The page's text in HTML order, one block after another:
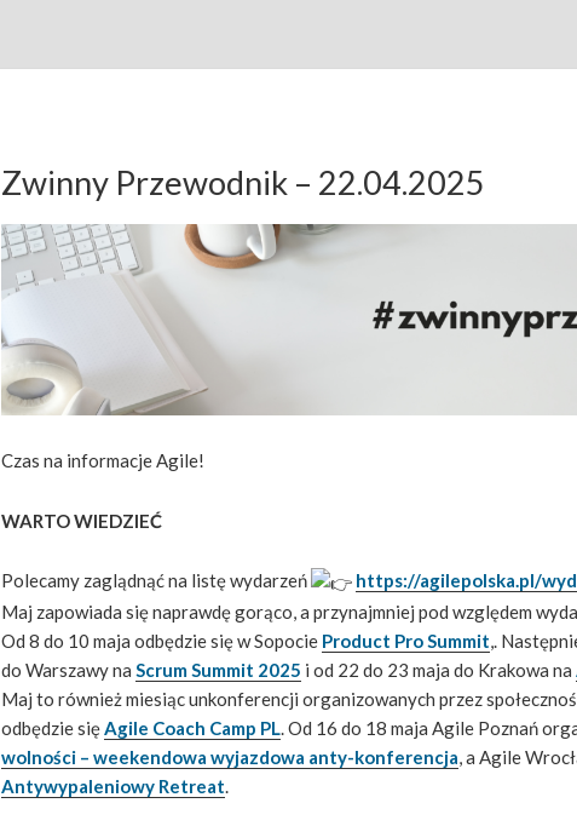
Zwinny Przewodnik – 22.04.2025
Czas na informacje Agile!
WARTO WIEDZIEĆ
Polecamy zaglądnąć na listę wydarzeń https://agilepolska.pl/
Maj zapowiada się naprawdę gorąco, a przynajmniej pod względem
Od 8 do 10 maja odbędzie się w Sopocie Product Pro Summit,.
do Warszawy naScrum Summit 2025 i od 22 do 23 maja do Krakowa na
Maj to również miesiąc unkonferencji organizowanych przez
odbędzie sięAgile Coach Camp PL. Od 16 do 18 maja Agile Poznań
wolności – weekendowa wyjazdowa anty-konferencja, a Agile
Antywypaleniowy Retreat.